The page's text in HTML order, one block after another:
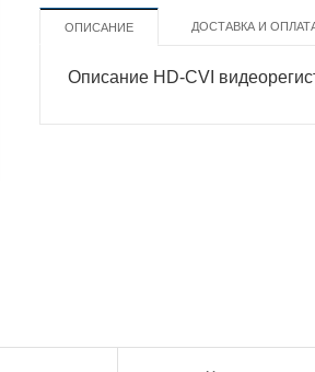
ОПИСАНИЕ ДОСТАВКА И
Описание HD-CVI